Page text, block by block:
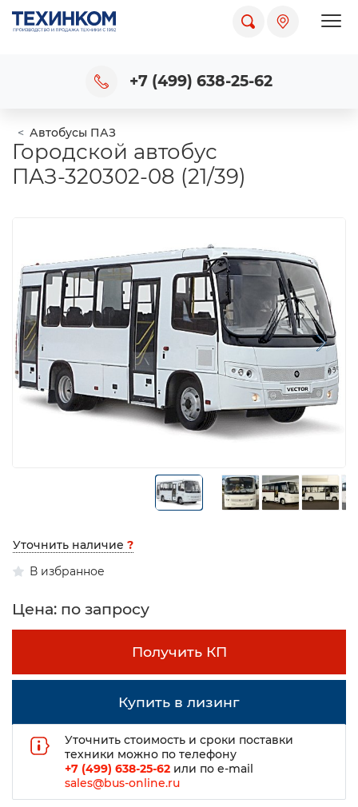
+7 (499) 638-25-62
Автобусы ПАЗ
Городской автобус
ПАЗ-320302-08 (21/39)
Уточнить наличие ?
В избранное
Цена: по запросу
Получить КП
Купить в лизинг
Уточнить стоимость и сроки поставки
техники можно по телефону
+7 (499) 638-25-62 или по e-mail
sales@bus-online.ru